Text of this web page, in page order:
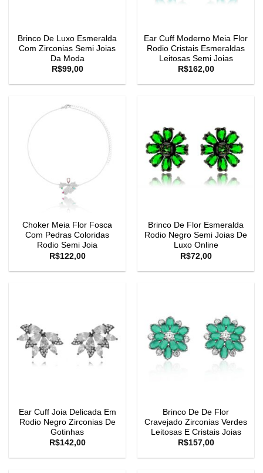
Brinco De Luxo Esmeralda
Com Zirconias Semi Joias
Da Moda
R$99,00
Ear Cuff Moderno Meia Flor
Rodio Cristais Esmeraldas
Leitosas Semi Joias
R$162,00
Choker Meia Flor Fosca
Com Pedras Coloridas
Rodio Semi Joia
R$122,00
Brinco De Flor Esmeralda
Rodio Negro Semi Joias De
Luxo Online
R$72,00
Ear Cuff Joia Delicada Em
Rodio Negro Zirconias De
Gotinhas
R$142,00
Brinco De De Flor
Cravejado Zirconias Verdes
Leitosas E Cristais Joias
R$157,00